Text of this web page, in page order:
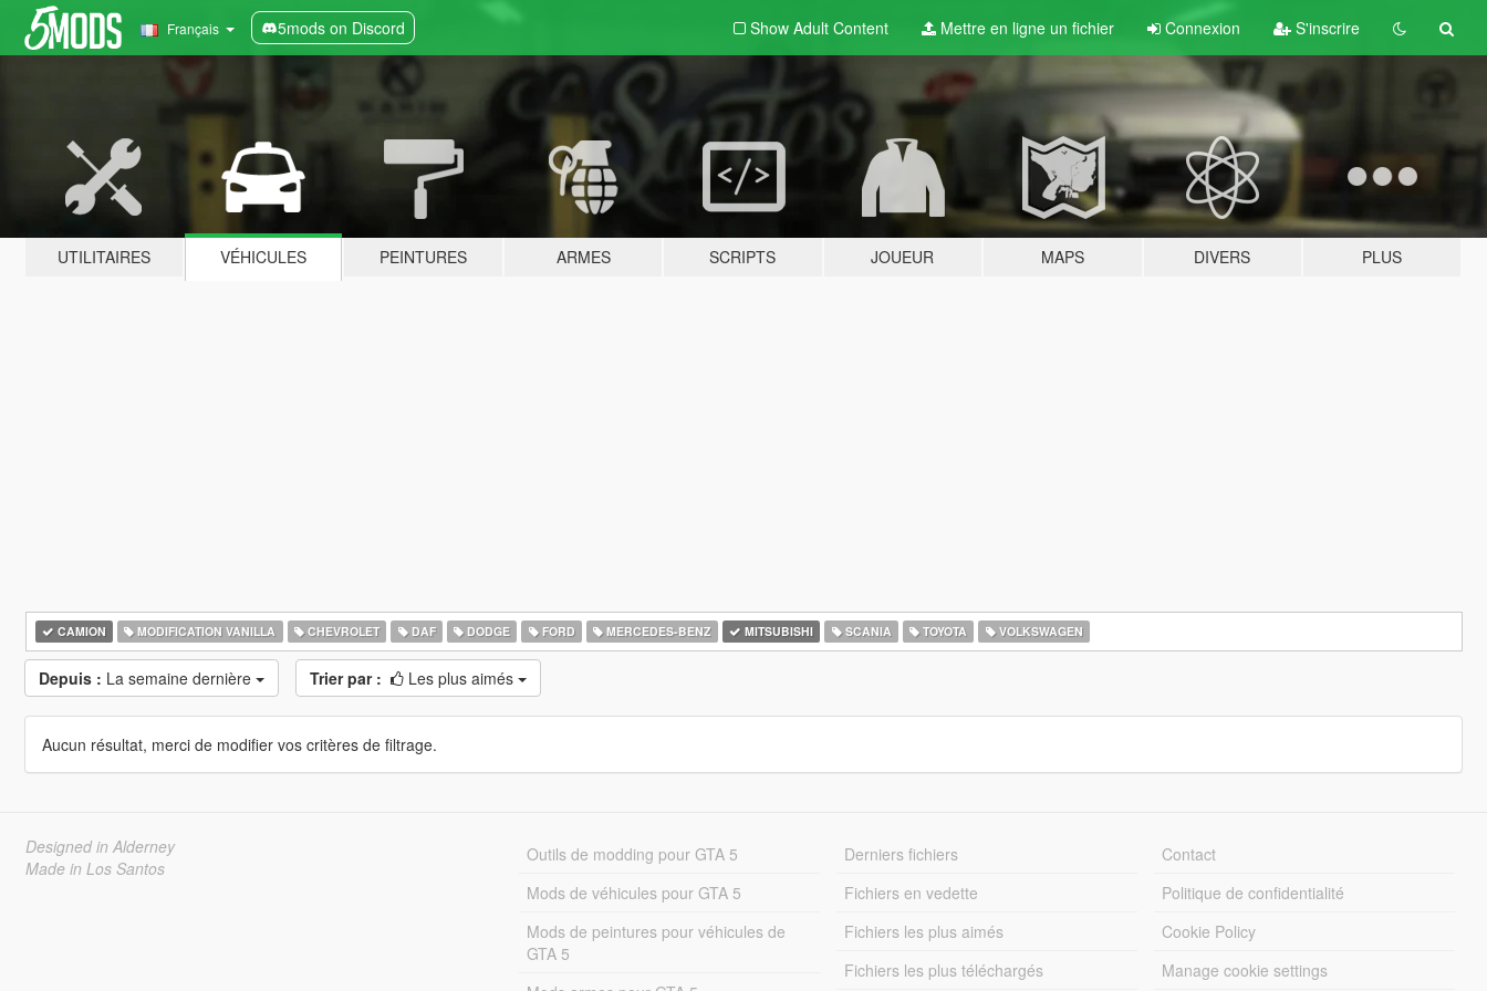
Français 5mods on Discord Show Adult Content Mettre en ligne un fichier Connexion S'inscrire
UTILITAIRES VÉHICULES PEINTURES ARMES SCRIPTS JOUEUR MAPS DIVERS PLUS
CAMION MODIFICATION VANILLA CHEVROLET DAF DODGE FORD MERCEDES-BENZ MITSUBISHI SCANIA TOYOTA VOLKSWAGEN
Depuis : La semaine dernière Trier par : Les plus aimés
Aucun résultat, merci de modifier vos critères de filtrage.
Designed in Alderney
Made in Los Santos
Outils de modding pour GTA 5
Mods de véhicules pour GTA 5
Mods de peintures pour véhicules de
GTA 5
Derniers fichiers
Fichiers en vedette
Fichiers les plus aimés
Fichiers les plus téléchargés
Contact
Politique de confidentialité
Cookie Policy
Manage cookie settings